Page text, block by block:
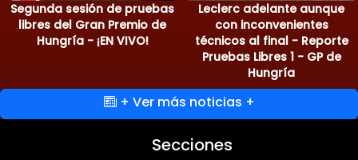
Segunda sesión de pruebas
libres del Gran Premio de
Hungría - ¡EN VIVO!
Leclerc adelante aunque
con inconvenientes
técnicos al final - Reporte
Pruebas Libres 1 - GP de
Hungría
+ Ver más noticias +
Secciones